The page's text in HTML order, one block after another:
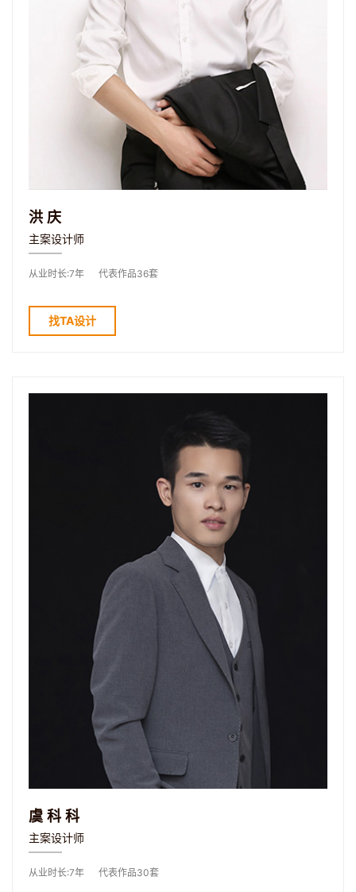
洪庆
主案设计师
从业时长:7年 代表作品36套
找TA设计
虞科科
主案设计师
从业时长:7年 代表作品30套